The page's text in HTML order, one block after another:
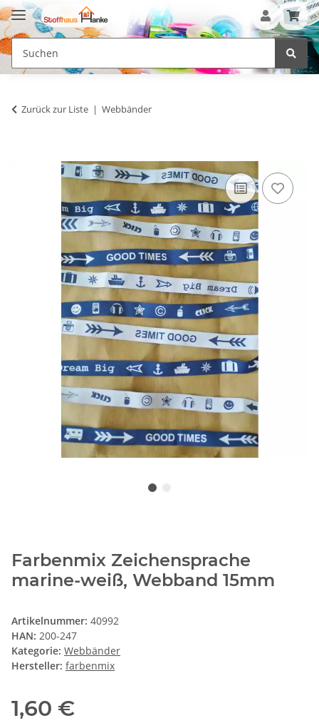
Zurück zur Liste Webbänder
Farbenmix Zeichensprache
marine-weiß, Webband 15mm
Artikelnummer: 40992
HAN: 200-247
Kategorie: Webbänder
Hersteller: farbenmix
1,60 €